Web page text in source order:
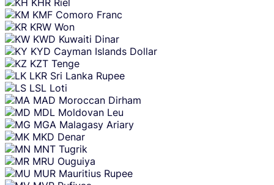
KHR Riel
KMF Comoro Franc
KRW Won
KWD Kuwaiti Dinar
KYD Cayman Islands Dollar
KZT Tenge
LKR Sri Lanka Rupee
LSL Loti
MAD Moroccan Dirham
MDL Moldovan Leu
MGA Malagasy Ariary
MKD Denar
MNT Tugrik
MRU Ouguiya
MUR Mauritius Rupee